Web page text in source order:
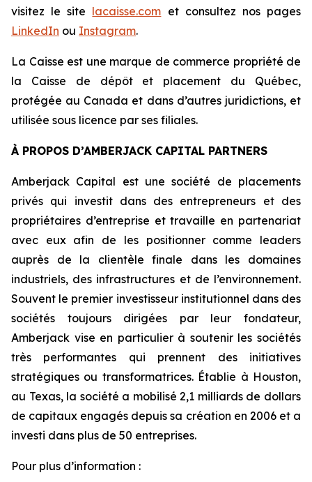
visitez le site lacaisse.com et consultez nos pages
LinkedIn ou Instagram.
La Caisse est une marque de commerce propriété de
la Caisse de dépôt et placement du Québec,
protégée au Canada et dans d’autres juridictions, et
utilisée sous licence par ses filiales.
À PROPOS D’AMBERJACK CAPITAL PARTNERS
Amberjack Capital est une société de placements
privés qui investit dans des entrepreneurs et des
propriétaires d’entreprise et travaille en partenariat
avec eux afin de les positionner comme leaders
auprès de la clientèle finale dans les domaines
industriels, des infrastructures et de l’environnement.
Souvent le premier investisseur institutionnel dans des
sociétés toujours dirigées par leur fondateur,
Amberjack vise en particulier à soutenir les sociétés
très performantes qui prennent des initiatives
stratégiques ou transformatrices. Établie à Houston,
au Texas, la société a mobilisé 2,1 milliards de dollars
de capitaux engagés depuis sa création en 2006 et a
investi dans plus de 50 entreprises.
Pour plus d’information :